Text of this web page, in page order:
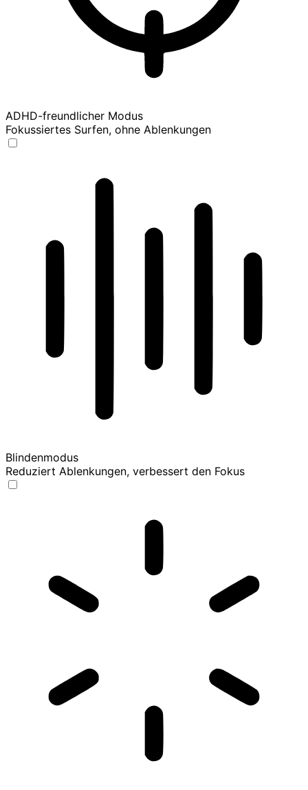
ADHD-freundlicher Modus
Fokussiertes Surfen, ohne Ablenkungen
Blindenmodus
Reduziert Ablenkungen, verbessert den Fokus